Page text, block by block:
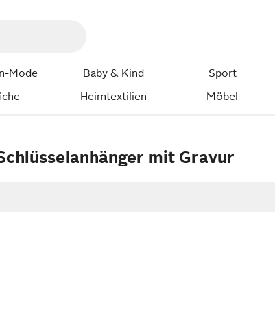
Mode Baby & Kind Sport
Heimtextilien Möbel
mit Gravur